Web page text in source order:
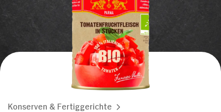
Konserven & Fertiggerichte